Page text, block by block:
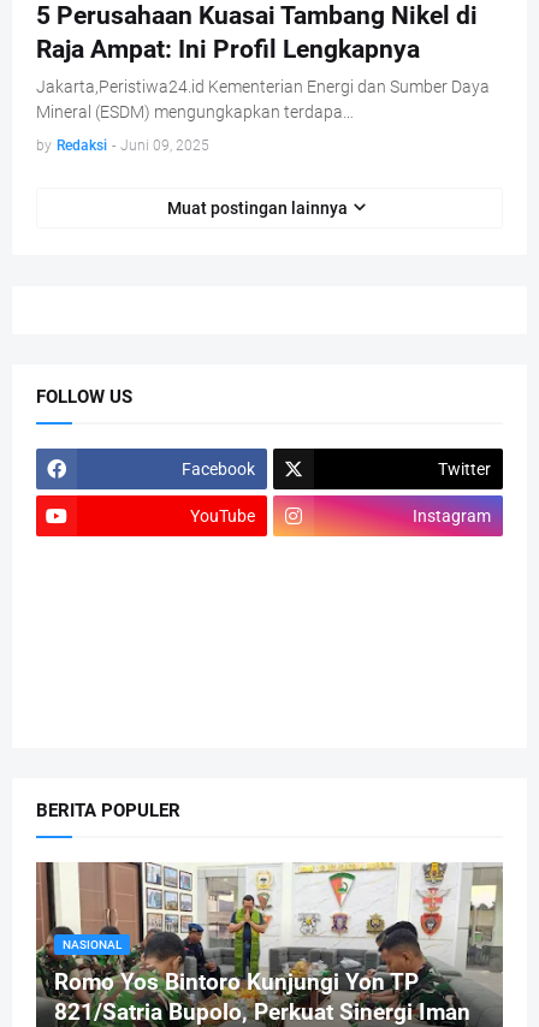
5 Perusahaan Kuasai Tambang Nikel di
Raja Ampat: Ini Profil Lengkapnya
Jakarta,Peristiwa24.id Kementerian Energi dan Sumber Daya
Mineral (ESDM) mengungkapkan terdapa…
by Redaksi - Juni 09, 2025
Muat postingan lainnya
FOLLOW US
Facebook Twitter
YouTube Instagram
BERITA POPULER
NASIONAL
Romo Yos Bintoro Kunjungi Yon TP
821/Satria Bupolo, Perkuat Sinergi Iman